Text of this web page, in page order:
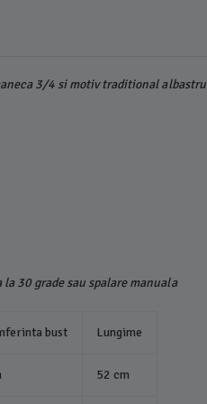
3/4 si motiv traditional albastru
30 grade sau spalare manuala
bust Lungime
52 cm